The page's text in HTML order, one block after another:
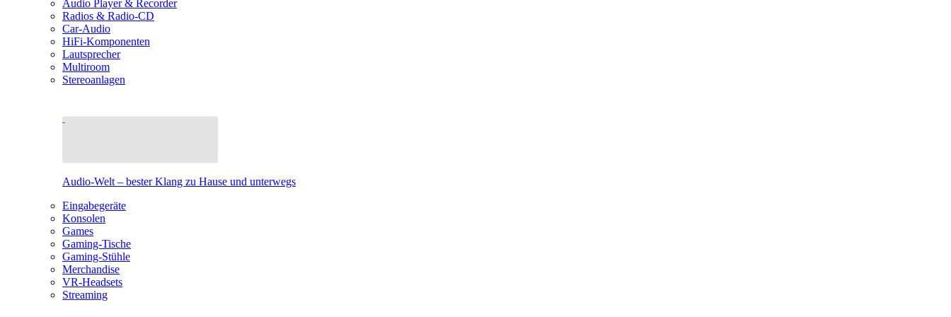
Audio Player & Recorder
Radios & Radio-CD
Car-Audio
HiFi-Komponenten
Lautsprecher
Multiroom
Stereoanlagen
Audio-Welt – bester Klang zu Hause und unterwegs
Eingabegeräte
Konsolen
Games
Gaming-Tische
Gaming-Stühle
Merchandise
VR-Headsets
Streaming